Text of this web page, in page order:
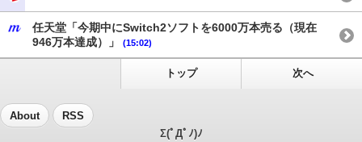
任天堂「今期中にSwitch2ソフトを6000万本売る（現在
946万本達成）」
(15:02)
トップ 次へ
About RSS
Σ(ﾟДﾟﾉ)ﾉ